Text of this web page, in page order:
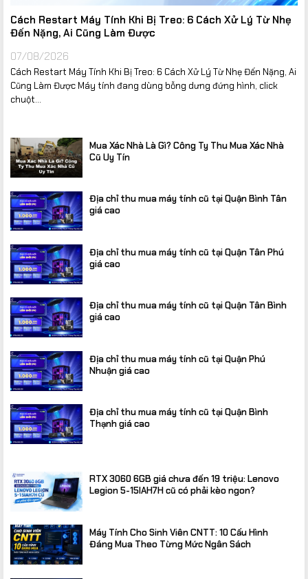
Cách Restart Máy Tính Khi Bị Treo: 6 Cách Xử Lý Từ Nhẹ
Đến Nặng, Ai Cũng Làm Được
07/08/2026
Cách Restart Máy Tính Khi Bị Treo: 6 Cách Xử Lý Từ Nhẹ Đến Nặng, Ai
Cũng Làm Được Máy tính đang dùng bỗng dưng đứng hình, click
chuột...
Mua Xác Nhà Là Gì? Công Ty Thu Mua Xác Nhà
Cũ Uy Tín
Địa chỉ thu mua máy tính cũ tại Quận Bình Tân
giá cao
Địa chỉ thu mua máy tính cũ tại Quận Tân Phú
giá cao
Địa chỉ thu mua máy tính cũ tại Quận Tân Bình
giá cao
Địa chỉ thu mua máy tính cũ tại Quận Phú
Nhuận giá cao
Địa chỉ thu mua máy tính cũ tại Quận Bình
Thạnh giá cao
RTX 3060 6GB giá chưa đến 19 triệu: Lenovo
Legion 5-15IAH7H cũ có phải kèo ngon?
Máy Tính Cho Sinh Viên CNTT: 10 Cấu Hình
Đáng Mua Theo Từng Mức Ngân Sách